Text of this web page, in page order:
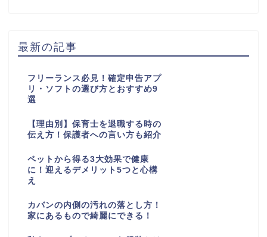
最新の記事
フリーランス必見！確定申告アプ
リ・ソフトの選び方とおすすめ9
選
【理由別】保育士を退職する時の
伝え方！保護者への言い方も紹介
ペットから得る3大効果で健康
に！迎えるデメリット5つと心構
え
カバンの内側の汚れの落とし方！
家にあるもので綺麗にできる！